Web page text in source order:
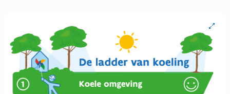
vergrote